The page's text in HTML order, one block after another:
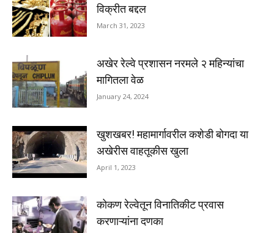
विक्रीत बद्दल
March 31, 2023
अखेर रेल्वे प्रशासन नरमले २ महिन्यांचा
मागितला वेळ
January 24, 2024
खुशखबर! महामार्गावरील कशेडी बोगदा या
अखेरीस वाहतूकीस खुला
April 1, 2023
कोकण रेल्वेतून विनातिकीट प्रवास
करणाऱ्यांना दणका